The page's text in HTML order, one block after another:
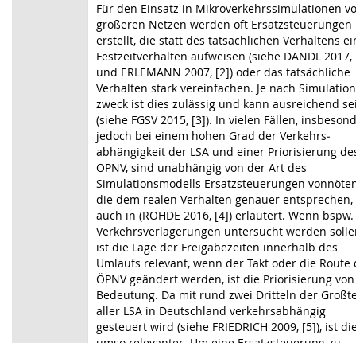
Für den Einsatz in Mikroverkehrssimulationen
größeren Netzen werden oft Ersatz­steuerungen
erstellt, die statt des tatsächlichen Verhaltens
Festzeitverhalten aufweisen (siehe DANDL 2017,
und ERLEMANN 2007, [2]) oder das tatsächliche
Verhalten stark vereinfachen. Je nach
zweck ist dies zulässig und kann ausreichend
(siehe FGSV 2015, [3]). In vielen Fällen,
jedoch bei einem hohen Grad der Verkehrs­
abhängigkeit der LSA und einer Priorisierung
ÖPNV, sind unabhängig von der Art des
Simulationsmodells Ersatz­steuerungen
die dem realen Verhalten genauer entsprechen,
auch in (ROHDE 2016, [4]) erläutert. Wenn bspw.
Verkehrsverlagerungen untersucht werden
ist die Lage der Freigabezeiten innerhalb des
Umlaufs relevant, wenn der Takt oder die Route
ÖPNV geändert werden, ist die Priorisierung von
Bedeutung. Da mit rund zwei Dritteln der
aller LSA in Deutschland verkehrsabhängig
gesteuert wird (siehe FRIEDRICH 2009, [5]), ist